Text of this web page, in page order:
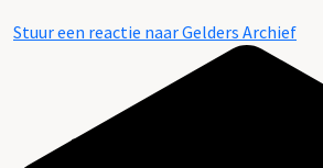
Stuur een reactie naar Gelders Archief